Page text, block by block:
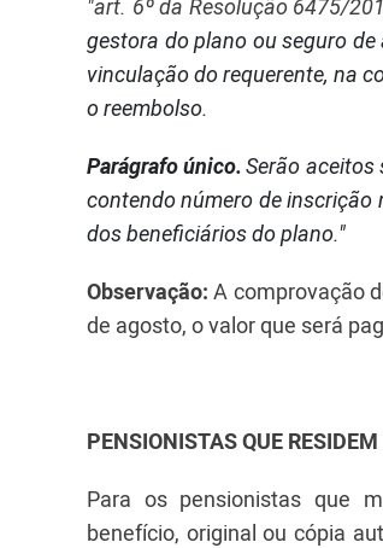
"art. 6º da Resolução 6475/
gestora do plano ou seguro
vinculação do requerente, na
o reembolso.
Parágrafo único.Serão aceitos
contendo número de inscrição
dos beneficiários do plano."
Observação:A comprovação
de agosto, o valor que será
PENSIONISTAS QUE
Para os pensionistas que
benefício, original ou cópia